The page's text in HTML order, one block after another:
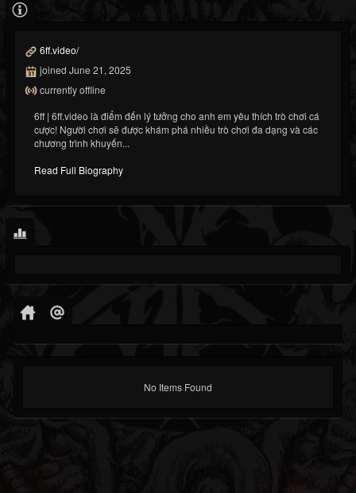
6ff.video/
joined June 21, 2025
currently offline
6ff | 6ff.video là điểm đến lý tưởng cho anh em yêu thích trò chơi cá
cược! Người chơi sẽ được khám phá nhiều trò chơi đa dạng và các
chương trình khuyến...
Read Full Biography
No Items Found